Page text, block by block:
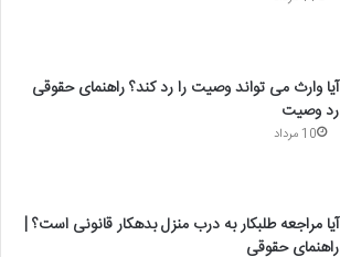
آیا وارث می تواند وصیت را رد کند؟ راهنمای حقوقی
رد وصیت
10 مرداد
آیا مراجعه طلبکار به درب منزل بدهکار قانونی است؟ |
راهنمای حقوقی